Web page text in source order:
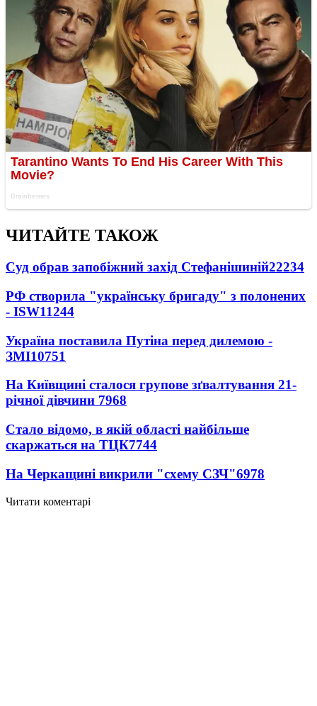
ЧИТАЙТЕ ТАКОЖ
Суд обрав запобіжний захід Стефанішиній22234
РФ створила "українську бригаду" з полонених
- ISW11244
Україна поставила Путіна перед дилемою -
ЗМІ10751
На Київщині сталося групове зґвалтування 21-
річної дівчини 7968
Стало відомо, в якій області найбільше
скаржаться на ТЦК7744
На Черкащині викрили "схему СЗЧ"6978
Читати коментарі